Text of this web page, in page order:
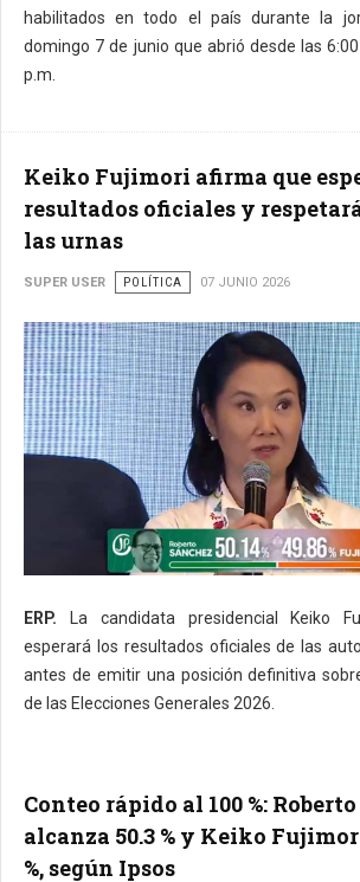
habilitados en todo el país durante la
domingo 7 de junio que abrió desde las
p.m.
Keiko Fujimori afirma que
resultados oficiales y
las urnas
SUPER USER POLÍTICA 07 JUNIO 2026
ERP. La candidata presidencial Keiko
esperará los resultados oficiales de las
antes de emitir una posición definitiva
de las Elecciones Generales 2026.
Conteo rápido al 100 %:
alcanza 50.3 % y Keiko
%, según Ipsos